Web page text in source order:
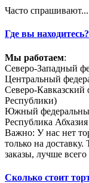
Часто спрашивают...
Где вы находитесь?
Мы работаем:
Северо-Западный
Центральный
Северо-Кавказский
Республики)
Южный
Республика Абхазия
Важно: У нас нет
только на
заказы, лучше
Сколько стоит